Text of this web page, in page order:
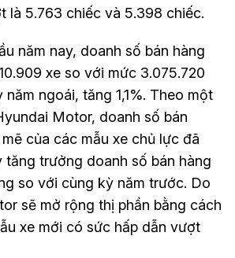
là 5.763 chiếc và 5.398 chiếc.
năm nay, doanh số bán hàng
xe so với mức 3.075.720
ngoái, tăng 1,1%. Theo một
Motor, doanh số bán
của các mẫu xe chủ lực đã
trưởng doanh số bán hàng
so với cùng kỳ năm trước. Do
sẽ mở rộng thị phần bằng cách
xe mới có sức hấp dẫn vượt